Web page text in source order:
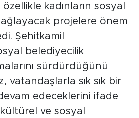
kadınların sosyal
projelere önem
Şehitkamil
belediyecilik
sürdürdüğünü
vatandaşlarla sık sık bir
edeceklerini ifade
ve sosyal